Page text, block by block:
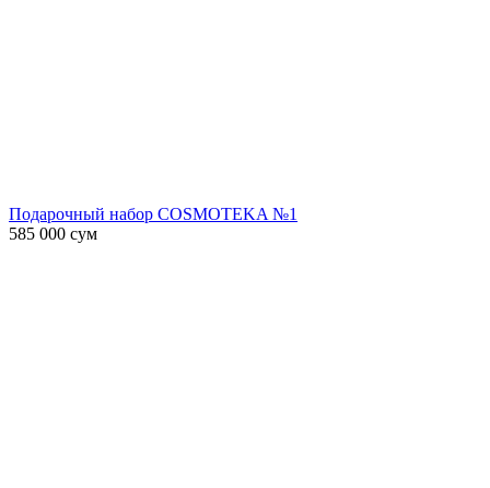
Подарочный набор COSMOTEKA №1
585 000 сум